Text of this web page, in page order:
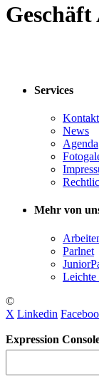
Geschäft
Services
Kontakt
News
Agenda
Mehr von
Parlnet
Leichte
©
X Linkedin
Expression